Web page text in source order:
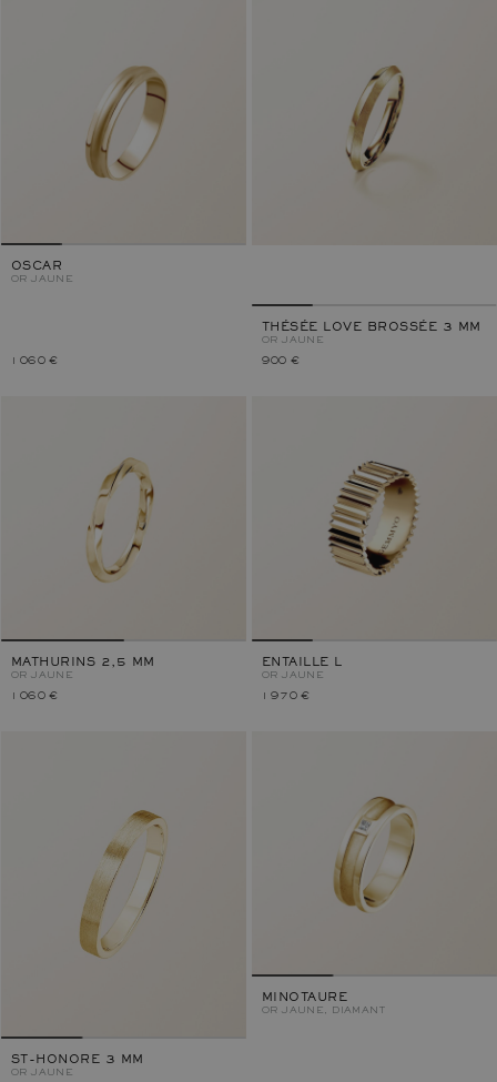
OSCAR
OR JAUNE
1 060 €
THÉSÉE LOVE BROSSÉE 3 MM
OR JAUNE
900 €
MATHURINS 2,5 MM
OR JAUNE
1 060 €
ENTAILLE L
OR JAUNE
1 970 €
ST-HONORE 3 MM
OR JAUNE
MINOTAURE
OR JAUNE, DIAMANT